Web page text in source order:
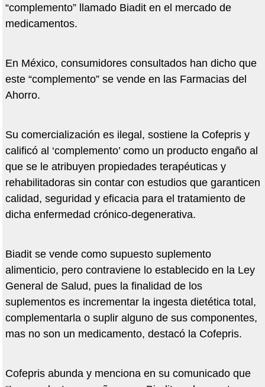
“complemento” llamado Biadit en el mercado de
medicamentos.
En México, consumidores consultados han dicho que
este “complemento” se vende en las Farmacias del
Ahorro.
Su comercialización es ilegal, sostiene la Cofepris y
calificó al ‘complemento’ como un producto engaño al
que se le atribuyen propiedades terapéuticas y
rehabilitadoras sin contar con estudios que garanticen
calidad, seguridad y eficacia para el tratamiento de
dicha enfermedad crónico-degenerativa.
Biadit se vende como supuesto suplemento
alimenticio, pero contraviene lo establecido en la Ley
General de Salud, pues la finalidad de los
suplementos es incrementar la ingesta dietética total,
complementarla o suplir alguno de sus componentes,
mas no son un medicamento, destacó la Cofepris.
Cofepris abunda y menciona en su comunicado que